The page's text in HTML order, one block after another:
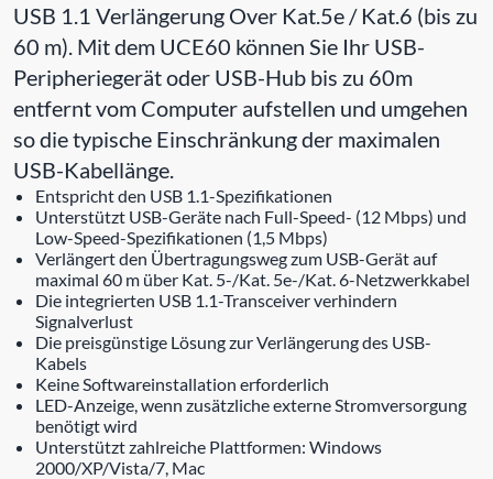
USB 1.1 Verlängerung Over Kat.5e / Kat.6 (bis zu
60 m). Mit dem UCE60 können Sie Ihr USB-
Peripheriegerät oder USB-Hub bis zu 60m
entfernt vom Computer aufstellen und umgehen
so die typische Einschränkung der maximalen
USB-Kabellänge.
Entspricht den USB 1.1-Spezifikationen
Unterstützt USB-Geräte nach Full-Speed- (12 Mbps) und
Low-Speed-Spezifikationen (1,5 Mbps)
Verlängert den Übertragungsweg zum USB-Gerät auf
maximal 60 m über Kat. 5-/Kat. 5e-/Kat. 6-Netzwerkkabel
Die integrierten USB 1.1-Transceiver verhindern
Signalverlust
Die preisgünstige Lösung zur Verlängerung des USB-
Kabels
Keine Softwareinstallation erforderlich
LED-Anzeige, wenn zusätzliche externe Stromversorgung
benötigt wird
Unterstützt zahlreiche Plattformen: Windows
2000/XP/Vista/7, Mac